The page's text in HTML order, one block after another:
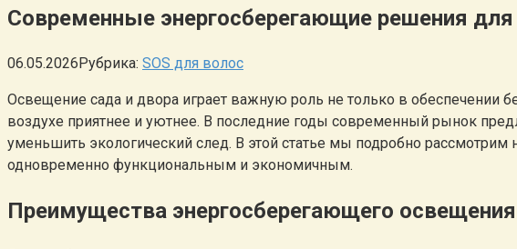
Современные энергосберегающие решения
06.05.2026Рубрика: SOS для волос
Освещение сада и двора играет важную роль не только в обеспечении
воздухе приятнее и уютнее. В последние годы современный рынок
уменьшить экологический след. В этой статье мы подробно
одновременно функциональным и экономичным.
Преимущества энергосберегающего